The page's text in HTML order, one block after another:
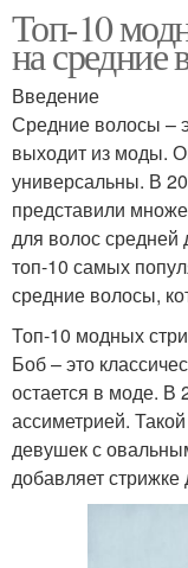
Топ-10
на средние
Введение
Средние волосы –
выходит из моды.
универсальны. В
представили
для волос средней
топ-10 самых
средние волосы,
Топ-10 модных
Боб – это
остается в моде. В
ассиметрией.
девушек с
добавляет стрижке